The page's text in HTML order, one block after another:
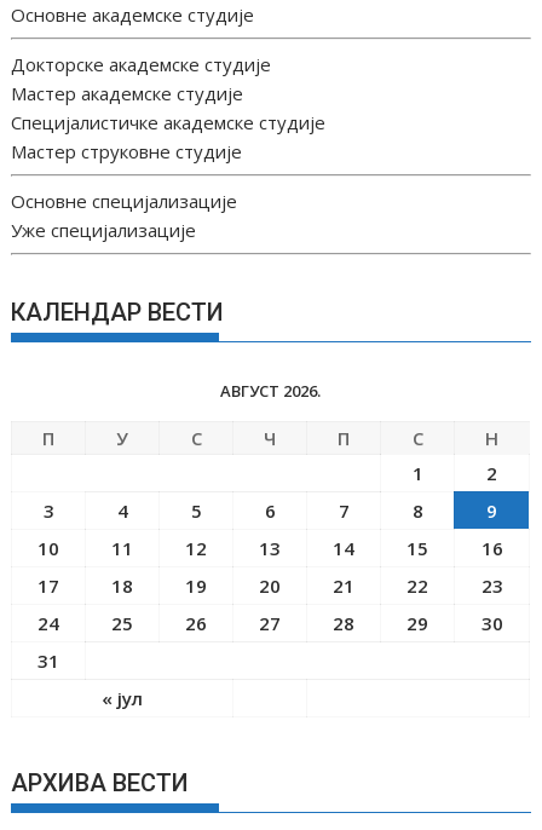
Основне академске студије
Докторске академске студије
Мастер академске студије
Специјалистичке академске студије
Мастер струковне студије
Основне специјализације
Уже специјализације
КАЛЕНДАР ВЕСТИ
АВГУСТ 2026.
П У С Ч П С Н
« јул
1
2
3
4 5 6 7 8
9
10
11 12 13 14 15
16
17
18 19 20 21 22
23
24
25 26 27 28 29
30
31
АРХИВА ВЕСТИ